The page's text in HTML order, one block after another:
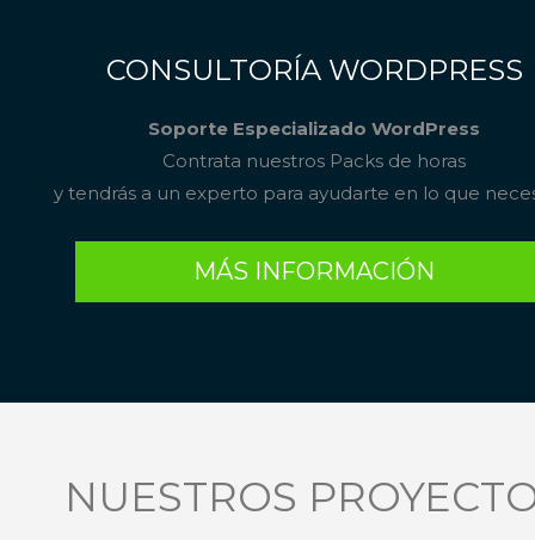
CONSULTORÍA WORDPRESS
Soporte Especializado WordPress
Contrata nuestros Packs de horas
y tendrás a un experto para ayudarte en lo que
MÁS INFORMACIÓN
NUESTROS